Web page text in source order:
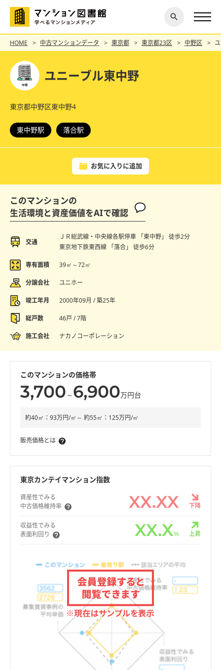
探す
閉じ
る
HOME 中古マンションデータ 東京都 東京都23区 中野区
ユニーブル東中野
東京都中野区東中野4
東中野駅 落合駅
お気に入りに追加
このマンションの
生活環境と資産価値をAIで確認
交通
ＪＲ総武線・中央線各駅停車 「東中野」 徒歩2分
東京地下鉄東西線 「落合」 徒歩6分
専有面積 39㎡～72㎡
分譲会社 ユニホー
竣工年月 2000年09月 / 築25年
総戸数 46戸 / 7階
施工会社 ナカノコーポレーション
このマンションの価格帯
3,700 ～ 6,900万円台
約40㎡：93万円/㎡～ 約55㎡：125万円/㎡
販売価格とは
東京カンテイマンション指数
資産性でみる
中古価格維持率
XX.XX 下降
収益性でみる
表面利回り
XX.X% 上昇